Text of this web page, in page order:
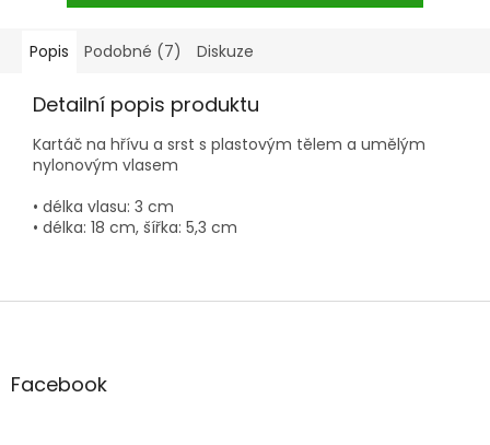
Popis Podobné (7) Diskuze
Detailní popis produktu
Kartáč na hřívu a srst s plastovým tělem a umělým
nylonovým vlasem
• délka vlasu: 3 cm
• délka: 18 cm, šířka: 5,3 cm
Z
aFacebook